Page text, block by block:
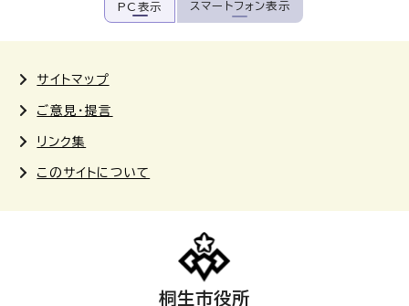
PC表示 スマートフォン表示
サイトマップ
ご意見・提言
リンク集
このサイトについて
桐生市役所